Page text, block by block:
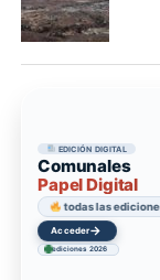
EDICIÓN DIGITAL
Comunales
Papel Digital
todas las
Acceder→
ediciones 2026